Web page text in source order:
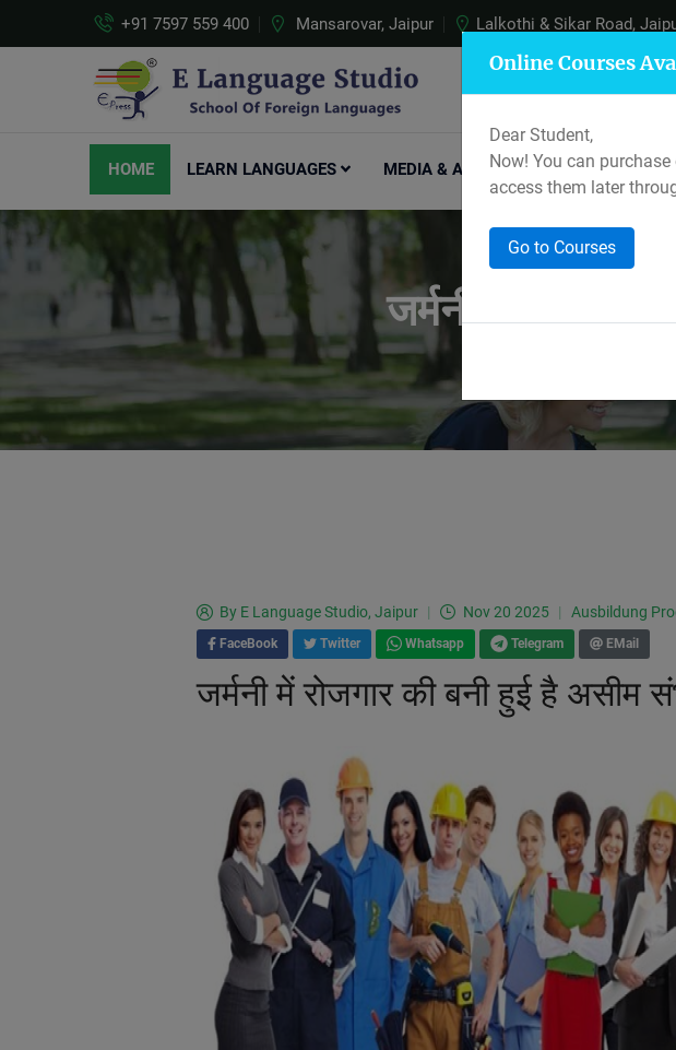
+91 7597 559 400 Mansarovar, Jaipur Lalkothi & Sikar Road,
+91-
HOME LEARN LANGUAGES MEDIA & ARTICLES EXPLORE
जर्मनी में रोजगार
By E Language Studio, Jaipur Nov 20 2025 Ausbildung
FaceBook Twitter Whatsapp Telegram EMail
जर्मनी में रोजगार की बनी हुई है असीम
Online Courses
Dear Student,
Now! You can
access them later
Go to Courses